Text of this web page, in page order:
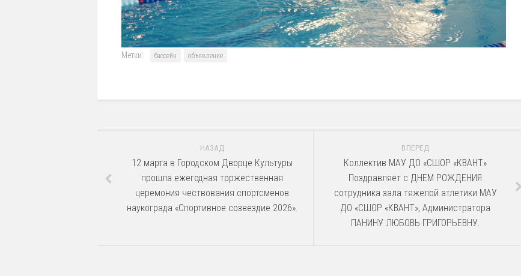
Метки: бассейн объявление
ВПЕРЕД
Коллектив МАУ ДО «СШОР «КВАНТ»
Поздравляет с ДНЕМ РОЖДЕНИЯ
сотрудника зала тяжелой атлетики МАУ
ДО «СШОР «КВАНТ», Администратора
ПАНИНУ ЛЮБОВЬ ГРИГОРЬЕВНУ.
НАЗАД
12 марта в Городском Дворце Культуры
прошла ежегодная торжественная
церемония чествования спортсменов
наукограда «Спортивное созвездие 2026».